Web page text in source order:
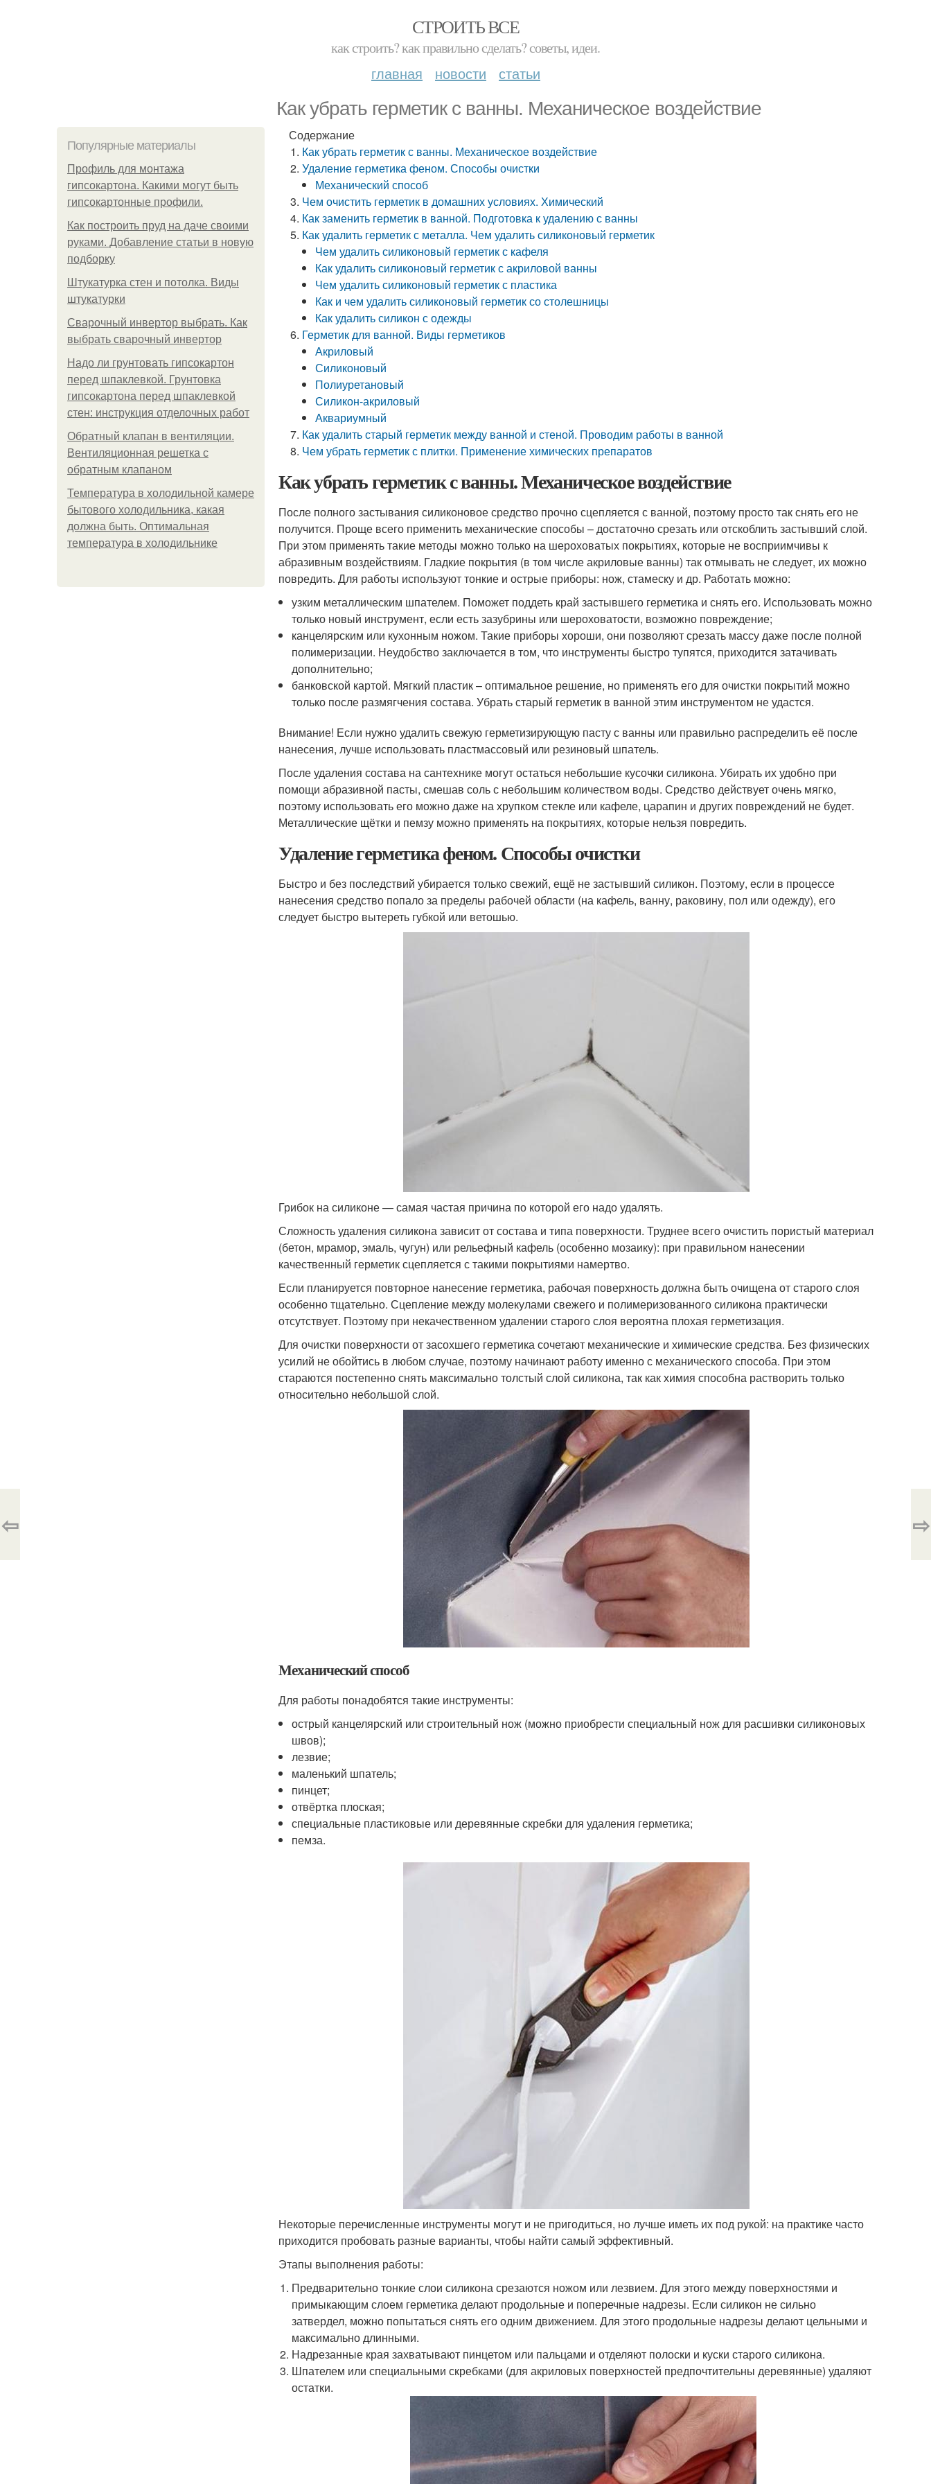
СТРОИТЬ ВСЕ
как строить? как правильно сделать? советы, идеи.
главная новости статьи
Как убрать герметик с ванны. Механическое воздействие
Популярные материалы
Профиль для монтажа
гипсокартона. Какими могут быть
гипсокартонные профили.
Как построить пруд на даче своими
руками. Добавление статьи в новую
подборку
Штукатурка стен и потолка. Виды
штукатурки
Сварочный инвертор выбрать. Как
выбрать сварочный инвертор
Надо ли грунтовать гипсокартон
перед шпаклевкой. Грунтовка
гипсокартона перед шпаклевкой
стен: инструкция отделочных работ
Обратный клапан в вентиляции.
Вентиляционная решетка с
обратным клапаном
Температура в холодильной камере
бытового холодильника, какая
должна быть. Оптимальная
температура в холодильнике
Содержание
Как убрать герметик с ванны. Механическое воздействие
Удаление герметика феном. Способы очистки
Механический способ
Чем очистить герметик в домашних условиях. Химический
Как заменить герметик в ванной. Подготовка к удалению с ванны
Как удалить герметик с металла. Чем удалить силиконовый герметик
Чем удалить силиконовый герметик с кафеля
Как удалить силиконовый герметик с акриловой ванны
Чем удалить силиконовый герметик с пластика
Как и чем удалить силиконовый герметик со столешницы
Как удалить силикон с одежды
Герметик для ванной. Виды герметиков
Акриловый
Силиконовый
Полиуретановый
Силикон-акриловый
Аквариумный
Как удалить старый герметик между ванной и стеной. Проводим работы в ванной
Чем убрать герметик с плитки. Применение химических препаратов
Как убрать герметик с ванны. Механическое воздействие
После полного застывания силиконовое средство прочно сцепляется с ванной, поэтому просто так снять его не
получится. Проще всего применить механические способы – достаточно срезать или отскоблить застывший слой.
При этом применять такие методы можно только на шероховатых покрытиях, которые не восприимчивы к
абразивным воздействиям. Гладкие покрытия (в том числе акриловые ванны) так отмывать не следует, их можно
повредить. Для работы используют тонкие и острые приборы: нож, стамеску и др. Работать можно:
узким металлическим шпателем. Поможет поддеть край застывшего герметика и снять его. Использовать можно
только новый инструмент, если есть зазубрины или шероховатости, возможно повреждение;
канцелярским или кухонным ножом. Такие приборы хороши, они позволяют срезать массу даже после полной
полимеризации. Неудобство заключается в том, что инструменты быстро тупятся, приходится затачивать
дополнительно;
банковской картой. Мягкий пластик – оптимальное решение, но применять его для очистки покрытий можно
только после размягчения состава. Убрать старый герметик в ванной этим инструментом не удастся.
Внимание! Если нужно удалить свежую герметизирующую пасту с ванны или правильно распределить её после
нанесения, лучше использовать пластмассовый или резиновый шпатель.
После удаления состава на сантехнике могут остаться небольшие кусочки силикона. Убирать их удобно при
помощи абразивной пасты, смешав соль с небольшим количеством воды. Средство действует очень мягко,
поэтому использовать его можно даже на хрупком стекле или кафеле, царапин и других повреждений не будет.
Металлические щётки и пемзу можно применять на покрытиях, которые нельзя повредить.
Удаление герметика феном. Способы очистки
Быстро и без последствий убирается только свежий, ещё не застывший силикон. Поэтому, если в процессе
нанесения средство попало за пределы рабочей области (на кафель, ванну, раковину, пол или одежду), его
следует быстро вытереть губкой или ветошью.
Грибок на силиконе — самая частая причина по которой его надо удалять.
Сложность удаления силикона зависит от состава и типа поверхности. Труднее всего очистить пористый материал
(бетон, мрамор, эмаль, чугун) или рельефный кафель (особенно мозаику): при правильном нанесении
качественный герметик сцепляется с такими покрытиями намертво.
Если планируется повторное нанесение герметика, рабочая поверхность должна быть очищена от старого слоя
особенно тщательно. Сцепление между молекулами свежего и полимеризованного силикона практически
отсутствует. Поэтому при некачественном удалении старого слоя вероятна плохая герметизация.
Для очистки поверхности от засохшего герметика сочетают механические и химические средства. Без физических
усилий не обойтись в любом случае, поэтому начинают работу именно с механического способа. При этом
стараются постепенно снять максимально толстый слой силикона, так как химия способна растворить только
относительно небольшой слой.
Механический способ
Для работы понадобятся такие инструменты:
острый канцелярский или строительный нож (можно приобрести специальный нож для расшивки силиконовых
швов);
лезвие;
маленький шпатель;
пинцет;
отвёртка плоская;
специальные пластиковые или деревянные скребки для удаления герметика;
пемза.
Некоторые перечисленные инструменты могут и не пригодиться, но лучше иметь их под рукой: на практике часто
приходится пробовать разные варианты, чтобы найти самый эффективный.
Этапы выполнения работы:
Предварительно тонкие слои силикона срезаются ножом или лезвием. Для этого между поверхностями и
примыкающим слоем герметика делают продольные и поперечные надрезы. Если силикон не сильно
затвердел, можно попытаться снять его одним движением. Для этого продольные надрезы делают цельными и
максимально длинными.
Надрезанные края захватывают пинцетом или пальцами и отделяют полоски и куски старого силикона.
Шпателем или специальными скребками (для акриловых поверхностей предпочтительны деревянные) удаляют
остатки.
⇦ ⇨